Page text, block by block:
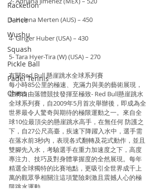
Racketlon
Dance
Wushu
Squash
Pickle Ball
Padel Tennis
Chess
3- Helena Merten (AUS) – 450
4- Ginger Huber (USA) – 430
5- Tara Hyer-Tira (W) (USA) – 270
有關Red Bull 懸崖跳水全球系列賽
每小時85公里的極速、充滿力與美的藝術展現，
並將自由落體競技發揮至極致- Red Bull懸崖跳水
全球系列賽，自2009年5月首次舉辦後，即成為全
世界最令人驚奇與期待的極限運動之一。來自全
球10位最頂尖的懸崖跳水高手，在無任何 防護之
下，自27公尺高臺，疾速下降躍入水中，選手需
在落水前3秒內，表現各式翻轉及花式動作，並且
雙腳先入水，考驗選手在重力加速度之下，高度
專注力、技巧及對身體掌握度的全然展現。每年
精選全球獨特的比賽地點，更吸引全世界成千上
萬的觀眾爭相關注這項驚險刺激且震撼人心的極
限跳水運動。